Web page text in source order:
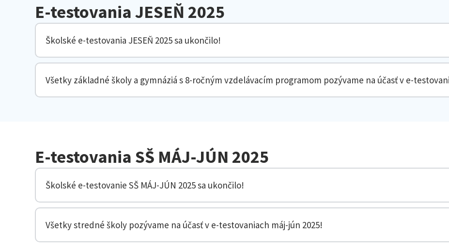
E-testovania JESEŇ 2025
Školské e-testovania JESEŇ 2025 sa ukončilo!
Všetky základné školy a gymnáziá s 8-ročným vzdelávacím programom pozývame na účasť v e-
E-testovania SŠ MÁJ-JÚN 2025
Školské e-testovanie SŠ MÁJ-JÚN 2025 sa ukončilo!
Všetky stredné školy pozývame na účasť v e-testovaniach máj-jún 2025!